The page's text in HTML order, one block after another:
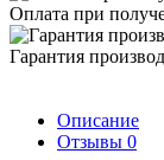
Оплата при
Гарантия
Описание
Отзывы 0